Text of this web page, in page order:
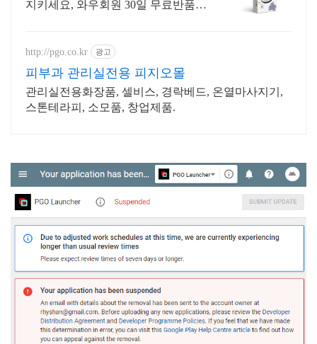
지키세요, 와우회원 30일 무료반품!
송.
http://pgo.co.kr 광고
피부과 관리실전용 피지오몰
관리실전용화장품, 셀비스, 경락베드, 온열마사지기,
스톤테라피, 소모품, 창업제품.